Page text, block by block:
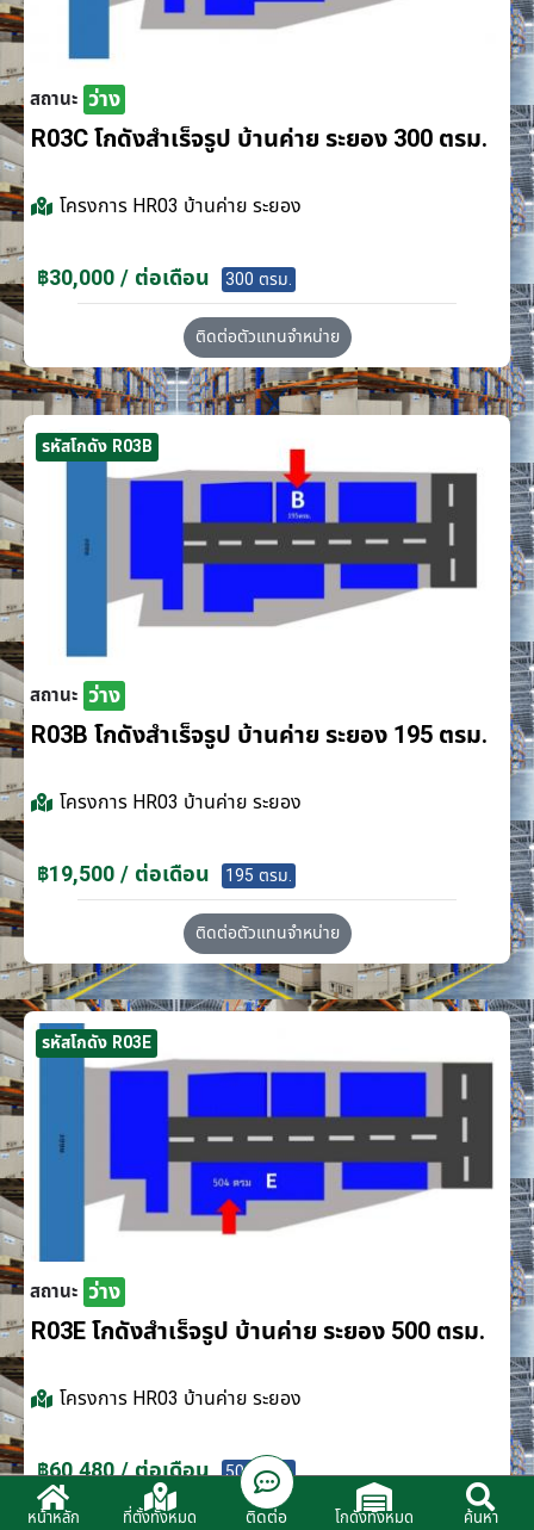
สถานะ ว่าง
R03C โกดังสำเร็จรูป บ้านค่าย ระยอง 300 ตรม.
โครงการ HR03 บ้านค่าย ระยอง
฿30,000 / ต่อเดือน 300 ตรม.
ติดต่อตัวแทนจำหน่าย
รหัสโกดัง R03B
สถานะ ว่าง
R03B โกดังสำเร็จรูป บ้านค่าย ระยอง 195 ตรม.
โครงการ HR03 บ้านค่าย ระยอง
฿19,500 / ต่อเดือน 195 ตรม.
ติดต่อตัวแทนจำหน่าย
รหัสโกดัง R03E
สถานะ ว่าง
R03E โกดังสำเร็จรูป บ้านค่าย ระยอง 500 ตรม.
โครงการ HR03 บ้านค่าย ระยอง
฿60,480 / ต่อเดือน 500 ตรม.
หน้าหลัก ที่ตั้งทั้งหมด ติดต่อ โกดังทั้งหมด ค้นหา